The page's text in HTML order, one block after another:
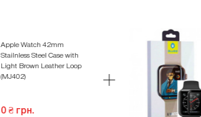
Apple Watch 42mm
Stailnless Steel Case with
Light Brown Leather Loop
(MJ402)
0 ₴ грн.